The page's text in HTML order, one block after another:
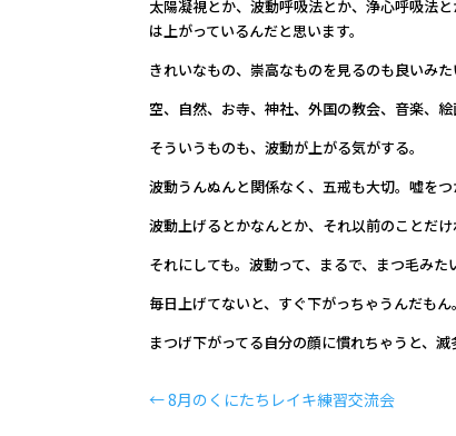
太陽凝視とか、波動呼吸法とか、浄心呼吸法
は上がっているんだと思います。
きれいなもの、崇高なものを見るのも良いみた
空、自然、お寺、神社、外国の教会、音楽、絵
そういうものも、波動が上がる気がする。
波動うんぬんと関係なく、五戒も大切。嘘をつ
波動上げるとかなんとか、それ以前のことだけ
それにしても。波動って、まるで、まつ毛みた
毎日上げてないと、すぐ下がっちゃうんだもん
まつげ下がってる自分の顔に慣れちゃうと、
←8月のくにたちレイキ練習交流会